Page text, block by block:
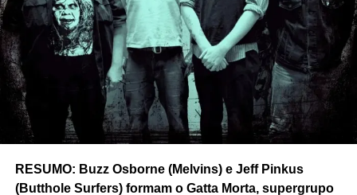
quase religioso e soltou uma definição que acabou
virando mantra de fã: “eles são sempre diferentes, mas
sempre iguais”.
Agora resta saber como Post script
vai soar. Mas só a
existência de um “último disco” do The Fall já parece
bastante apropriada para uma banda que nem acabou de
verdade – foi forçada a terminar porque seu mentor saiu
acham que se trata de gravações posteriores a
RESUMO: Buzz Osborne (Melvins) e Jeff Pinkus
(Butthole Surfers) formam o Gatta Morta, supergrupo